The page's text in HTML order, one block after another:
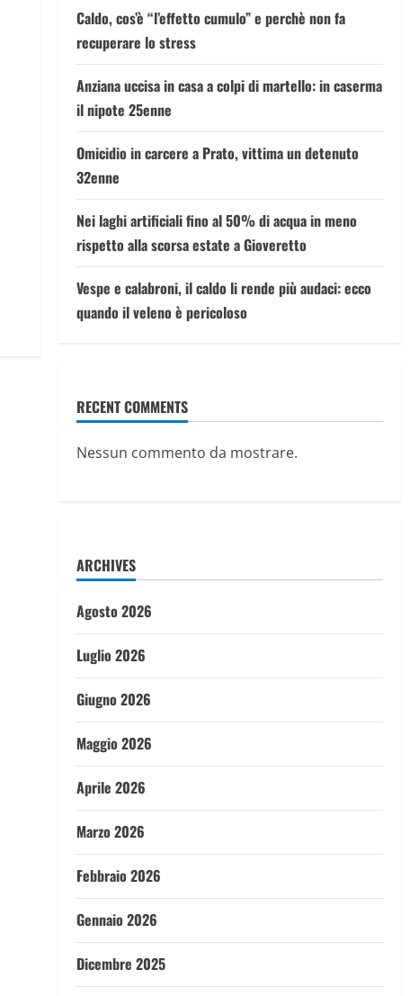
Caldo, cos’è “l’effetto cumulo” e perchè non fa
recuperare lo stress
Anziana uccisa in casa a colpi di martello: in caserma
il nipote 25enne
Omicidio in carcere a Prato, vittima un detenuto
32enne
Nei laghi artificiali fino al 50% di acqua in meno
rispetto alla scorsa estate a Gioveretto
Vespe e calabroni, il caldo li rende più audaci: ecco
quando il veleno è pericoloso
RECENT COMMENTS
Nessun commento da mostrare.
ARCHIVES
Agosto 2026
Luglio 2026
Giugno 2026
Maggio 2026
Aprile 2026
Marzo 2026
Febbraio 2026
Gennaio 2026
Dicembre 2025